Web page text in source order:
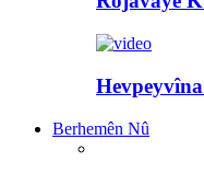
Berhemên Nû